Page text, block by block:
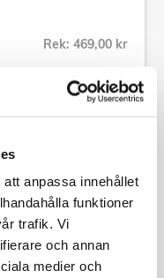
anpassa innehållet
funktioner
trafik. Vi
och annan
medier och
Rek: 469,00 kr